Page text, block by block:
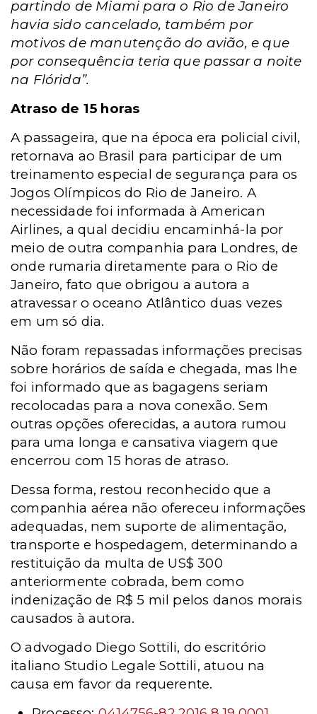
partindo de Miami para o Rio de Janeiro
havia sido cancelado, também por
motivos de manutenção do avião, e que
por consequência teria que passar a noite
na Flórida”.
Atraso de 15 horas
A passageira, que na época era policial civil,
retornava ao Brasil para participar de um
treinamento especial de segurança para os
Jogos Olímpicos do Rio de Janeiro. A
necessidade foi informada à American
Airlines, a qual decidiu encaminhá-la por
meio de outra companhia para Londres, de
onde rumaria diretamente para o Rio de
Janeiro, fato que obrigou a autora a
atravessar o oceano Atlântico duas vezes
em um só dia.
Não foram repassadas informações precisas
sobre horários de saída e chegada, mas lhe
foi informado que as bagagens seriam
recolocadas para a nova conexão. Sem
outras opções oferecidas, a autora rumou
para uma longa e cansativa viagem que
encerrou com 15 horas de atraso.
Dessa forma, restou reconhecido que a
companhia aérea não ofereceu informações
adequadas, nem suporte de alimentação,
transporte e hospedagem, determinando a
restituição da multa de US$ 300
anteriormente cobrada, bem como
indenização de R$ 5 mil pelos danos morais
causados à autora.
O advogado Diego Sottili, do escritório
italiano Studio Legale Sottili, atuou na
causa em favor da requerente.